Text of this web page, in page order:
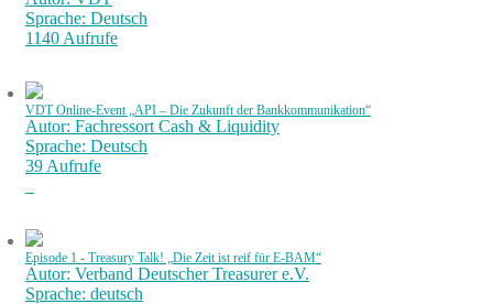
Sprache: Deutsch
1140 Aufrufe
VDT Online-Event „API – Die Zukunft der Bankkommunikation“
Autor: Fachressort Cash & Liquidity
Sprache: Deutsch
39 Aufrufe
Episode 1 - Treasury Talk! „Die Zeit ist reif für E-BAM“
Autor: Verband Deutscher Treasurer e.V.
Sprache: deutsch